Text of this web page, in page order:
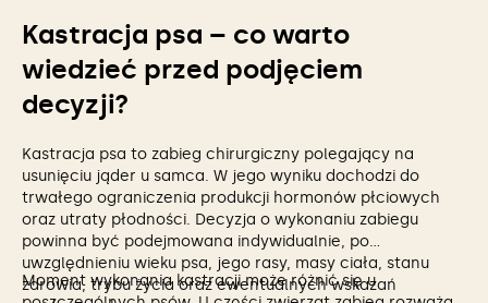
Kastracja psa – co warto
wiedzieć przed podjęciem
decyzji?
Kastracja psa to zabieg chirurgiczny polegający na
usunięciu jąder u samca. W jego wyniku dochodzi do
trwałego ograniczenia produkcji hormonów płciowych
oraz utraty płodności. Decyzja o wykonaniu zabiegu
powinna być podejmowana indywidualnie, po
uwzględnieniu wieku psa, jego rasy, masy ciała, stanu
zdrowia, trybu życia oraz ewentualnych wskazań
Moment wykonania kastracji może różnić się u